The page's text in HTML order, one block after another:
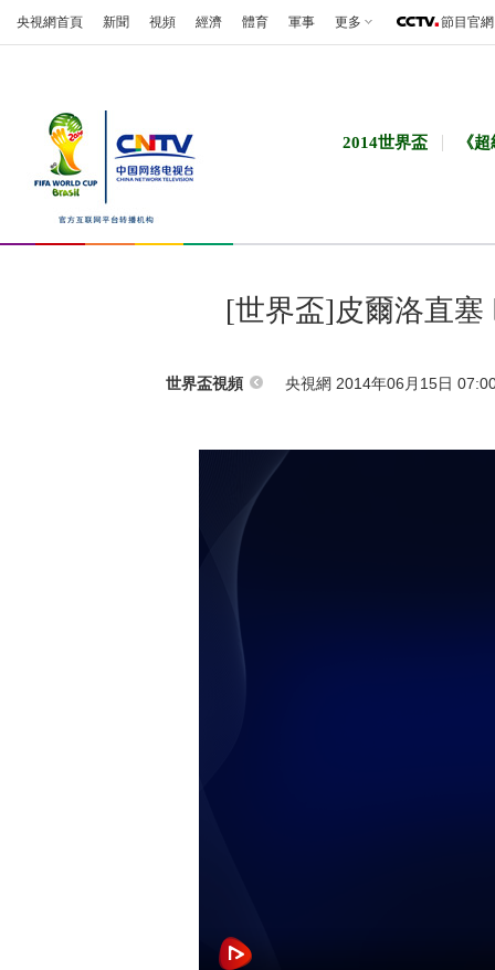
央視網首頁 新聞 視頻 經濟 體育 軍事 更多 節目官網
2014世界盃 《
[世界盃]皮爾洛直塞
世界盃視頻 央視網 2014年06月15日